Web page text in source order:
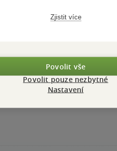
Přidat hodnocení
Zjistit více
Povolit vše
Povolit pouze nezbytné
Nastavení